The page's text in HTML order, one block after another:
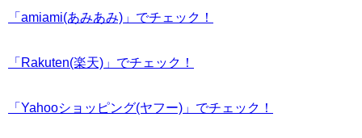
「amiami(あみあみ)」でチェック！
「Rakuten(楽天)」でチェック！
「Yahooショッピング(ヤフー)」でチェック！